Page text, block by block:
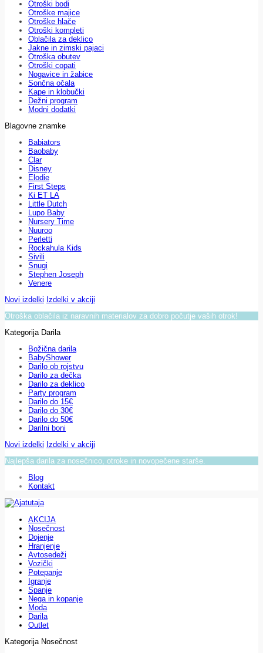
Otroški bodi
Otroške majice
Otroške hlače
Otroški kompleti
Oblačila za deklico
Jakne in zimski pajaci
Otroška obutev
Otroški copati
Nogavice in žabice
Sončna očala
Kape in klobučki
Dežni program
Modni dodatki
Blagovne znamke
Babiators
Baobaby
Clar
Disney
Elodie
First Steps
Ki ET LA
Little Dutch
Lupo Baby
Nursery Time
Nuuroo
Perletti
Rockahula Kids
Sivili
Snugi
Stephen Joseph
Venere
Novi izdelki Izdelki v akciji
Otroška oblačila iz naravnih materialov za dobro počutje vaših otrok!
Kategorija Darila
Božična darila
BabyShower
Darilo ob rojstvu
Darilo za dečka
Darilo za deklico
Party program
Darilo do 15€
Darilo do 30€
Darilo do 50€
Darilni boni
Novi izdelki Izdelki v akciji
Najlepša darila za nosečnico, otroke in novopečene starše.
Blog
Kontakt
AKCIJA
Nosečnost
Dojenje
Hranjenje
Avtosedeži
Vozički
Potepanje
Igranje
Spanje
Nega in kopanje
Moda
Darila
Outlet
Kategorija Nosečnost